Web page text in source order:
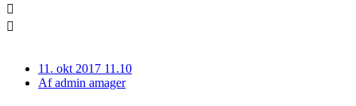
11. okt 2017 11.10
Afadmin amager